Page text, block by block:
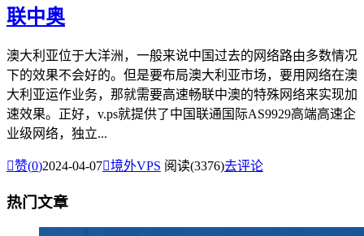
联中奥
澳大利亚位于大洋洲，一般来说中国过去的网络路由多数情况
下的效果不会好的。但是要布局澳大利亚市场，要用网络在澳
大利亚运作业务，那就需要高速畅联中澳的特殊网络来实现加
速效果。正好，v.ps就提供了中国联通国际AS9929高端高速企
业级网络，独立...
赞(0)2024-04-07境外VPS 阅读(3376)去评论
热门文章